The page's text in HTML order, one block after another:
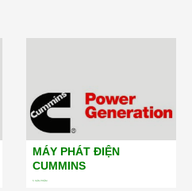
MÁY PHÁT ĐIỆN
CUMMINS
5SẢN PHẨM